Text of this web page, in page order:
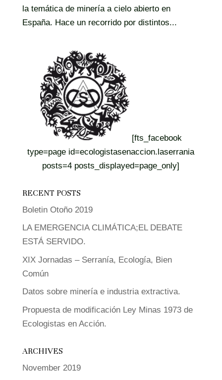
la temática de minería a cielo abierto en
España. Hace un recorrido por distintos...
[fts_facebook
type=page id=ecologistasenaccion.laserrania
posts=4 posts_displayed=page_only]
RECENT POSTS
Boletin Otoño 2019
LA EMERGENCIA CLIMÁTICA;EL DEBATE
ESTÁ SERVIDO.
XIX Jornadas – Serranía, Ecología, Bien
Común
Datos sobre minería e industria extractiva.
Propuesta de modificación Ley Minas 1973 de
Ecologistas en Acción.
ARCHIVES
November 2019